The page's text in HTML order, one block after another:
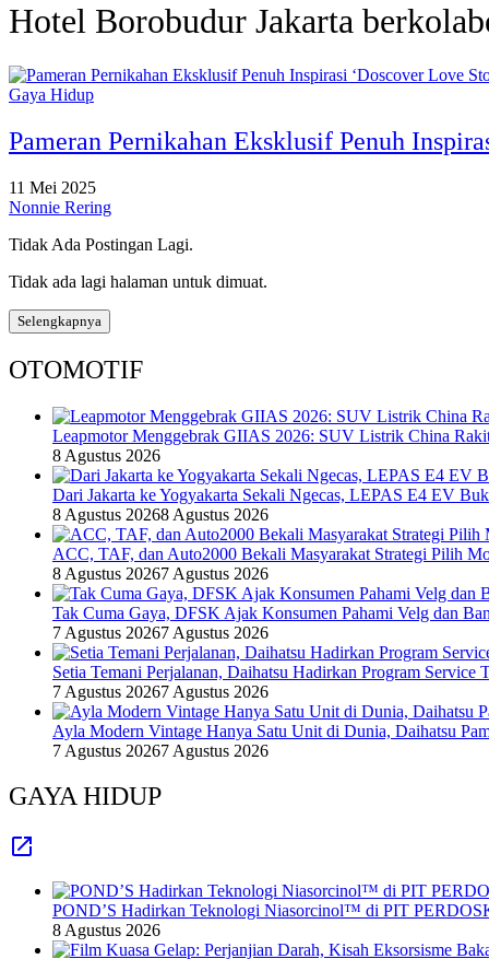
Hotel Borobudur Jakarta
Gaya Hidup
Pameran Pernikahan Eksklusif Penuh
11 Mei 2025
Nonnie Rering
Tidak Ada Postingan Lagi.
Tidak ada lagi halaman untuk dimuat.
Selengkapnya
OTOMOTIF
Leapmotor Menggebrak GIIAS 2026: SUV Listrik China
8 Agustus 2026
Dari Jakarta ke Yogyakarta Sekali Ngecas, LEPAS E4 EV
8 Agustus 20268 Agustus 2026
ACC, TAF, dan Auto2000 Bekali Masyarakat Strategi Pilih
8 Agustus 20267 Agustus 2026
Tak Cuma Gaya, DFSK Ajak Konsumen Pahami Velg dan
7 Agustus 20267 Agustus 2026
Setia Temani Perjalanan, Daihatsu Hadirkan Program
7 Agustus 20267 Agustus 2026
Ayla Modern Vintage Hanya Satu Unit di Dunia, Daihatsu
7 Agustus 20267 Agustus 2026
GAYA HIDUP
POND’S Hadirkan Teknologi Niasorcinol™ di PIT
8 Agustus 2026